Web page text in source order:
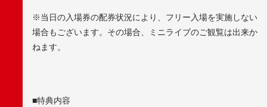
※ 当日の入場券の配券状況により、フリー入場を実施しない
場合もございます。その場合、ミニライブのご観覧は出来か
ねます。
■特典内容